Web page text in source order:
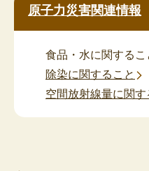
原子力災害関連情報
食品・水に関するこ
除染に関すること
空間放射線量に関す